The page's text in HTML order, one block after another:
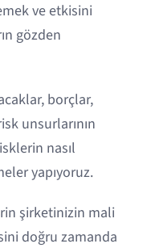
ve etkisini
gözden
borçlar,
unsurlarının
nasıl
yapıyoruz.
şirketinizin mali
doğru zamanda